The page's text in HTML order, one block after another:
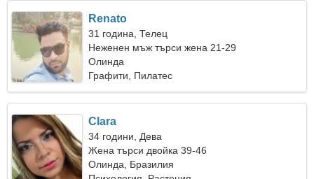
Renato
31 година, Телец
Неженен мъж търси жена 21-29
Олинда
Графити, Пилатес
Clara
34 години, Дева
Жена търси двойка 39-46
Олинда, Бразилия